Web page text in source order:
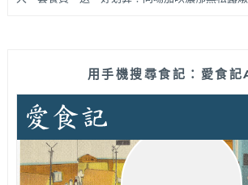
用手機搜尋食記：愛食記